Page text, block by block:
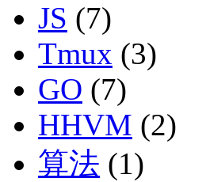
JS (7)
Tmux (3)
GO (7)
HHVM (2)
算法 (1)